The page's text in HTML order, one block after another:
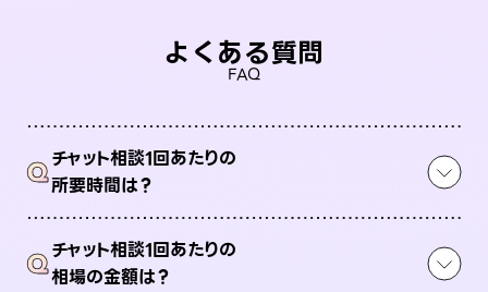
よくある質問
FAQ
Qチャット相談1回あたりの
所要時間は？
Qチャット相談1回あたりの
相場の金額は？